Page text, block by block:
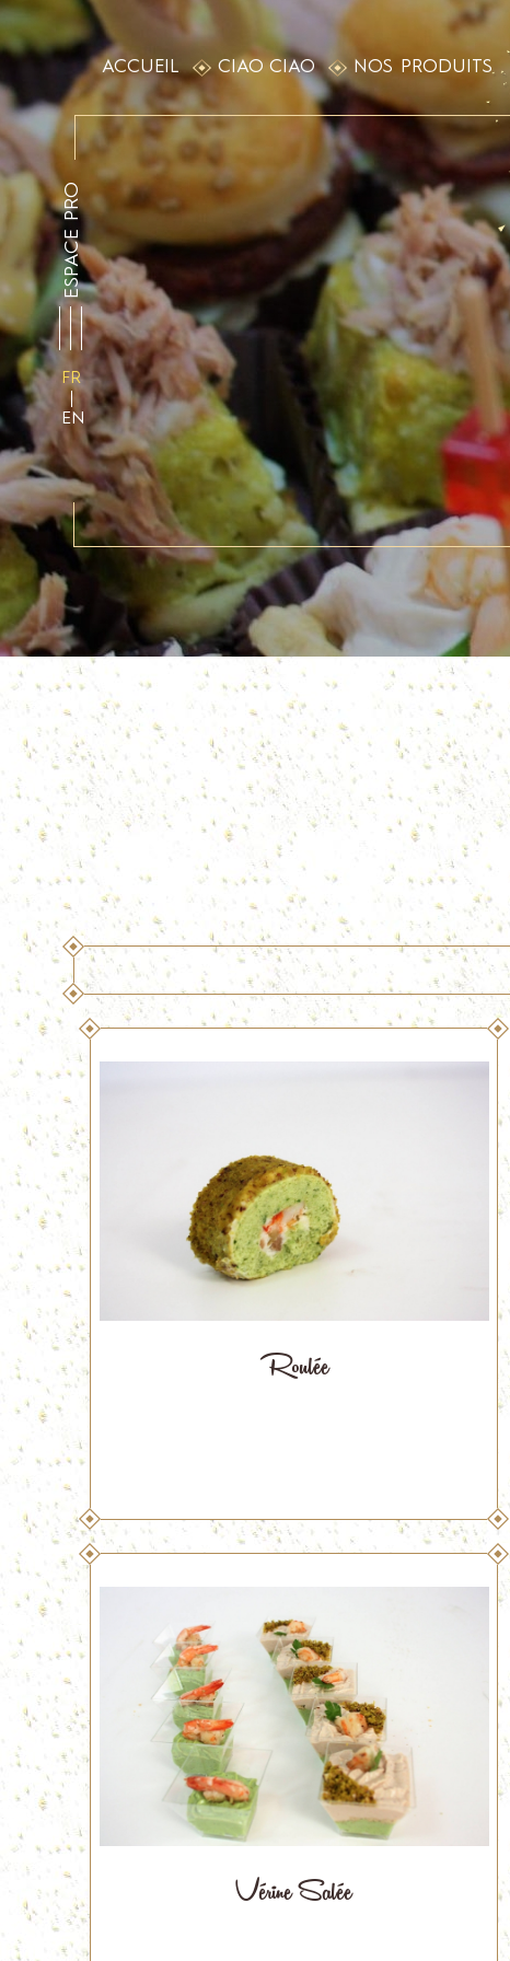
ACCUEIL CIAO CIAO NOS PRODUITS
ESPACE PRO
FR
EN
Roulée
Vérine Salée